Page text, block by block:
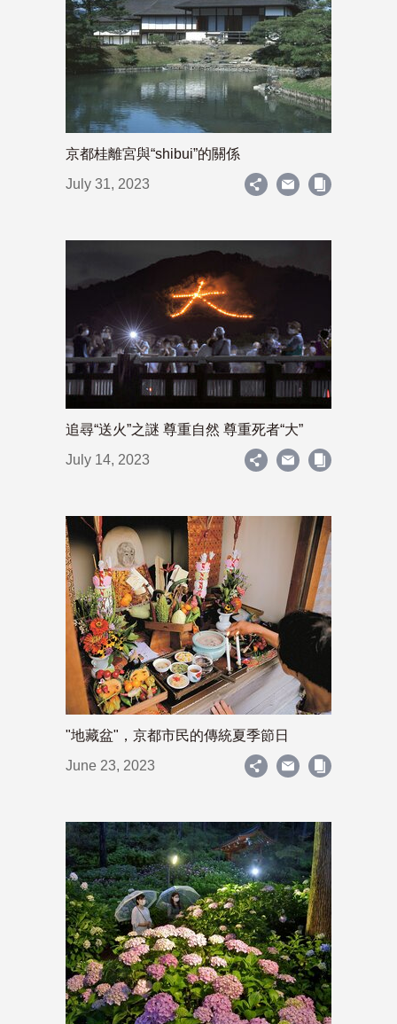
京都桂離宮與“shibui”的關係
July 31, 2023
追尋“送火”之謎 尊重自然 尊重死者“大”
July 14, 2023
"地藏盆"，京都市民的傳統夏季節日
June 23, 2023